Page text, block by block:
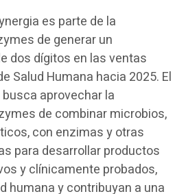
es parte de la
de generar un
dos dígitos en las ventas
Salud Humana hacia 2025. El
aprovechar la
de combinar microbios,
con enzimas y otras
para desarrollar productos
y clínicamente probados,
humana y contribuyan a una